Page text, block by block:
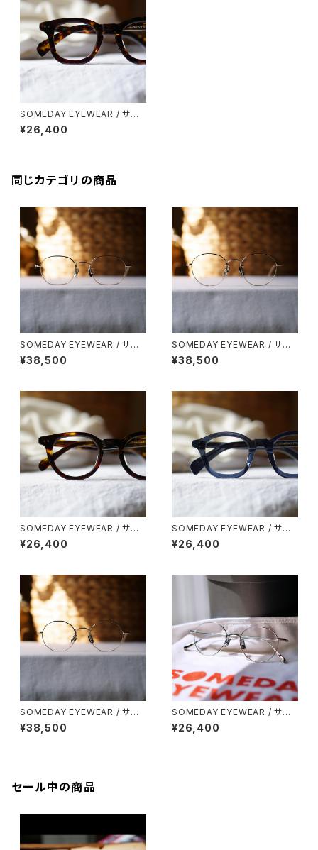
SOMEDAY EYEWEAR / サム
デー ウェリントン SD-001 正視
堂 オリジナル
¥26,400
同じカテゴリの商品
SOMEDAY EYEWEAR / サム
デー メタルスクエア 鯖江製
¥38,500
SOMEDAY EYEWEAR / サム
デー メタルボストン 鯖江製
¥38,500
SOMEDAY EYEWEAR / サム
デー ボストン SD-003 正視堂
オリジナル
¥26,400
SOMEDAY EYEWEAR / サム
デー パリジャン SD-002 正視
堂 オリジナル
¥26,400
SOMEDAY EYEWEAR / サム
デー メタル多角形 鯖江製
¥38,500
SOMEDAY EYEWEAR / サム
デー ボストン メタル チタン 53
0 正視堂 オリジナル
¥26,400
セール中の商品